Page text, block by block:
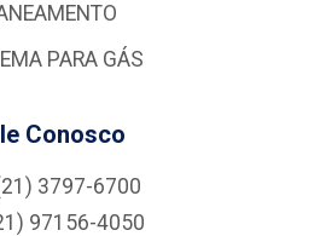
PARA GÁS
Conosco
3797-6700
97156-4050